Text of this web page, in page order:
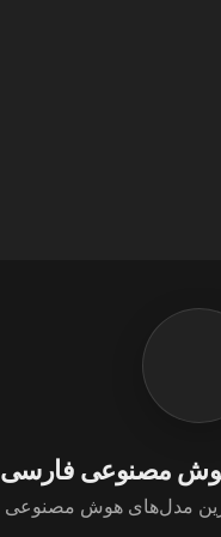
مصنوعی فارسی
مدل‌های هوش مصنوعی